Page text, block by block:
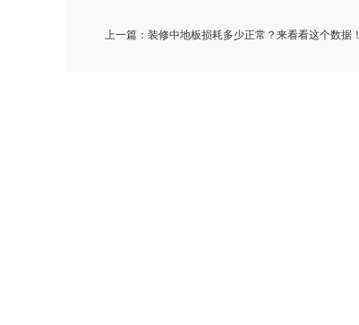
上一篇： 装修中地板损耗多少正常？来看看这个数据！